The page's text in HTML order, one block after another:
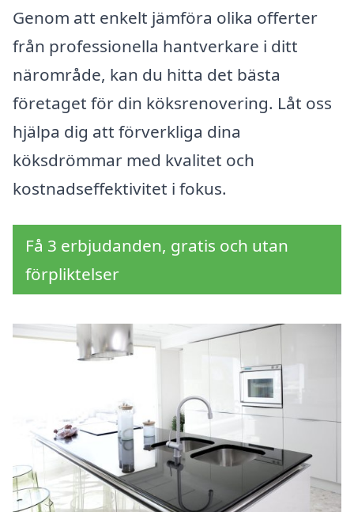
Genom att enkelt jämföra olika offerter
från professionella hantverkare i ditt
närområde, kan du hitta det bästa
företaget för din köksrenovering. Låt oss
hjälpa dig att förverkliga dina
köksdrömmar med kvalitet och
kostnadseffektivitet i fokus.
Få 3 erbjudanden, gratis och utan
förpliktelser